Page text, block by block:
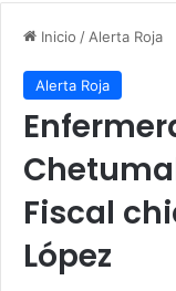
Inicio / Alerta Roja
Alerta Roja
Fiscal
López